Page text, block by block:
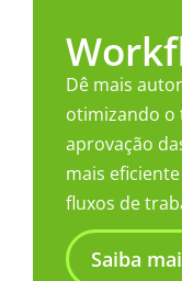
Dê mais
otimizando o
aprovação
mais
fluxos de
Saiba